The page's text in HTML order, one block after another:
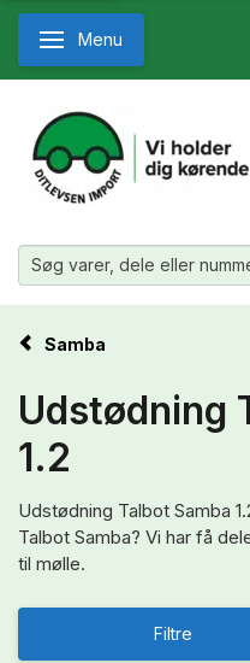
Skifte navigation
Menu
Samba
Udstødning
1.2
Udstødning Talbot Samba
Talbot Samba? Vi har få
til mølle.
Filtre